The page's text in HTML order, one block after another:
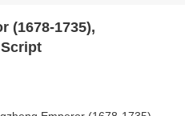
(1678-1735),